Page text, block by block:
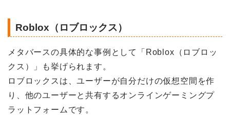
Roblox（ロブロックス）
メタバースの具体的な事例として「Roblox（ロブロッ
クス）」も挙げられます。
ロブロックスは、ユーザーが自分だけの仮想空間を作
り、他のユーザーと共有するオンラインゲーミングプ
ラットフォームです。